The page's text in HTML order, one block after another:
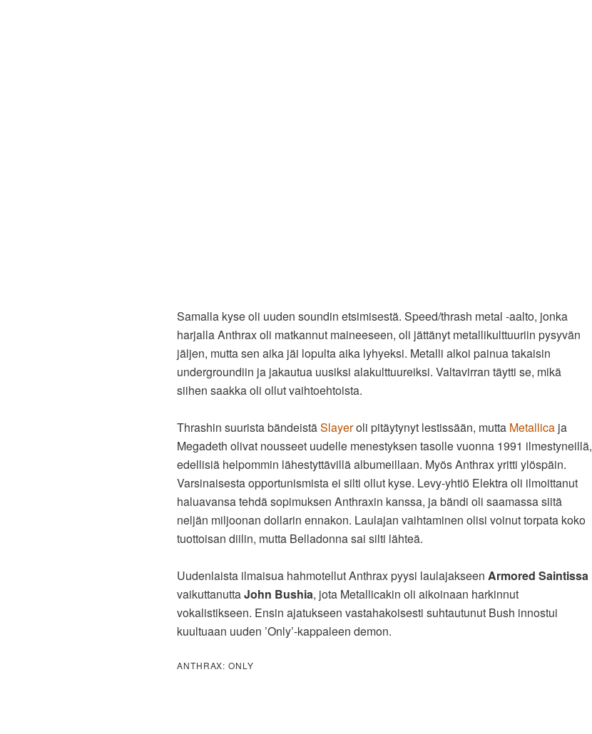
Samalla kyse oli uuden soundin etsimisestä. Speed/thrash metal -aalto, jonka
harjalla Anthrax oli matkannut maineeseen, oli jättänyt metallikulttuuriin pysyvän
jäljen, mutta sen aika jäi lopulta aika lyhyeksi. Metalli alkoi painua takaisin
undergroundiin ja jakautua uusiksi alakulttuureiksi. Valtavirran täytti se, mikä
siihen saakka oli ollut vaihtoehtoista.
Thrashin suurista bändeistäSlayeroli pitäytynyt lestissään, mutta Metallica ja
Megadeth olivat nousseet uudelle menestyksen tasolle vuonna 1991 ilmestyneillä,
edellisiä helpommin lähestyttävillä albumeillaan. Myös Anthrax yritti ylöspäin.
Varsinaisesta opportunismista ei silti ollut kyse. Levy-yhtiö Elektra oli ilmoittanut
haluavansa tehdä sopimuksen Anthraxin kanssa, ja bändi oli saamassa siitä
neljän miljoonan dollarin ennakon. Laulajan vaihtaminen olisi voinut torpata koko
tuottoisan diilin, mutta Belladonna sai silti lähteä.
Uudenlaista ilmaisua hahmotellut Anthrax pyysi laulajakseen Armored Saintissa
vaikuttanuttaJohn Bushia, jota Metallicakin oli aikoinaan harkinnut
vokalistikseen. Ensin ajatukseen vastahakoisesti suhtautunut Bush innostui
kuultuaan uuden ’Only’-kappaleen demon.
ANTHRAX: ONLY